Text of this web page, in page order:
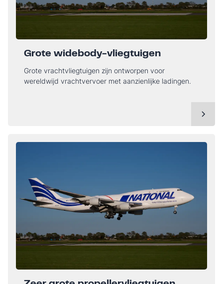
Grote widebody-vliegtuigen
Grote vrachtvliegtuigen zijn ontworpen voor
wereldwijd vrachtvervoer met aanzienlijke ladingen.